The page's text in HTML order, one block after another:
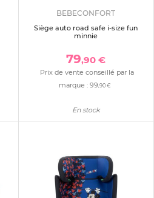
BEBECONFORT
Siège auto road safe i-size fun
minnie
79,90 €
Prix de vente conseillé par la
marque : 99 ,90 €
En stock